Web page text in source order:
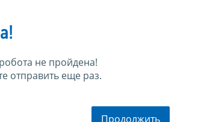
не пройдена!
отправить еще раз.
Продолжить